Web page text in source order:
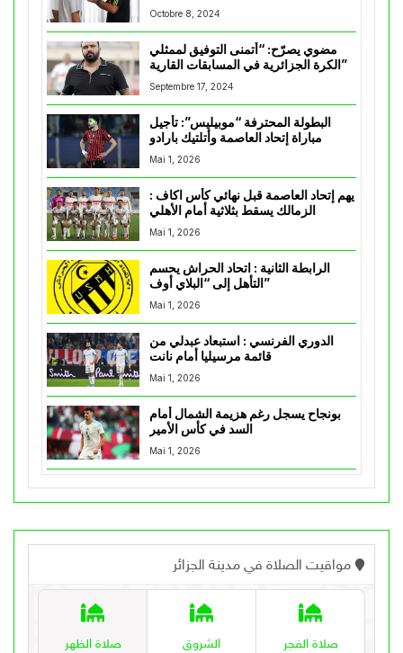
Octobre 8, 2024
مضوي يصرّح: “أتمنى التوفيق لممثلي
الكرة الجزائرية في المسابقات القارية”
Septembre 17, 2024
البطولة المحترفة “موبيليس”: تأجيل
مباراة إتحاد العاصمة وأتلتيك بارادو
Mai 1, 2026
يهم إتحاد العاصمة قبل نهائي كأس اكاف :
Mai 1, 2026
الرابطة الثانية : اتحاد الحراش يحسم
التأهل إلى “البلاي أوف”
Mai 1, 2026
الدوري الفرنسي : استبعاد عبدلي من
قائمة مرسيليا أمام نانت
Mai 1, 2026
بونجاح يسجل رغم هزيمة الشمال أمام
السد في كأس الأمير
Mai 1, 2026